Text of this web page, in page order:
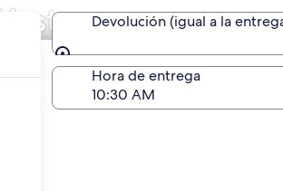
Devolución (igual a la
Devolución (igual a la
Hora de entrega